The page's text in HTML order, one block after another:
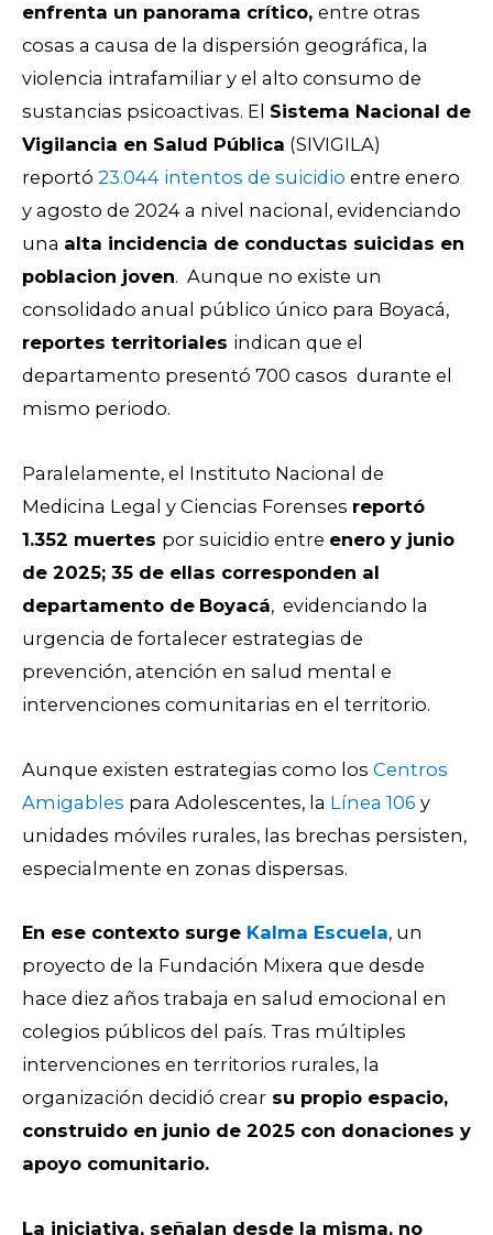
enfrenta un panorama crítico, entre otras
cosas a causa de la dispersión geográfica, la
violencia intrafamiliar y el alto consumo de
sustancias psicoactivas. El Sistema Nacional de
Vigilancia en Salud Pública (SIVIGILA)
reportó 23.044 intentos de suicidio entre enero
y agosto de 2024 a nivel nacional, evidenciando
una alta incidencia de conductas suicidas en
poblacion joven. Aunque no existe un
consolidado anual público único para Boyacá,
reportes territoriales indican que el
departamento presentó 700 casos durante el
mismo periodo.
Paralelamente, el Instituto Nacional de
Medicina Legal y Ciencias Forenses reportó
1.352 muertes por suicidio entre enero y junio
de 2025; 35 de ellas corresponden al
departamento de Boyacá, evidenciando la
urgencia de fortalecer estrategias de
prevención, atención en salud mental e
intervenciones comunitarias en el territorio.
Aunque existen estrategias como los Centros
Amigables para Adolescentes, la Línea 106 y
unidades móviles rurales, las brechas persisten,
especialmente en zonas dispersas.
En ese contexto surge Kalma Escuela, un
proyecto de la Fundación Mixera que desde
hace diez años trabaja en salud emocional en
colegios públicos del país. Tras múltiples
intervenciones en territorios rurales, la
organización decidió crear su propio espacio,
construido en junio de 2025 con donaciones y
apoyo comunitario.
La iniciativa, señalan desde la misma, no